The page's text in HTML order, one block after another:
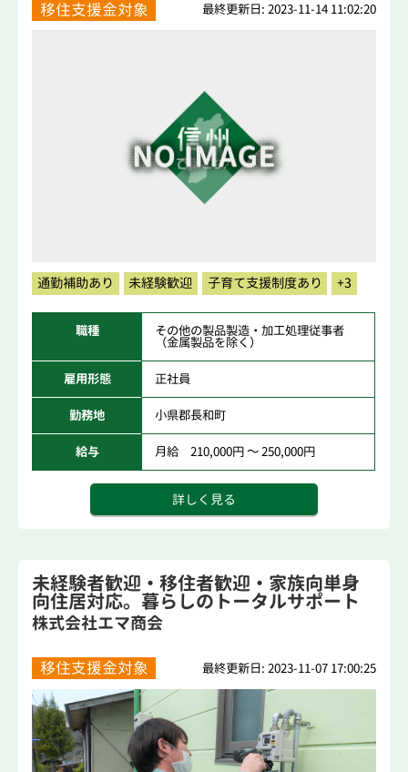
移住支援金対象 最終更新日: 2023-11-14 11:02:20
通勤補助あり 未経験歓迎 子育て支援制度あり +3
職種 その他の製品製造・加工処理従事者
（金属製品を除く）
雇用形態 正社員
勤務地 小県郡長和町
給与 月給 210,000円 ～ 250,000円
詳しく見る
未経験者歓迎・移住者歓迎・家族向単身
向住居対応。暮らしのトータルサポート
する地...
株式会社エマ商会
移住支援金対象 最終更新日: 2023-11-07 17:00:25